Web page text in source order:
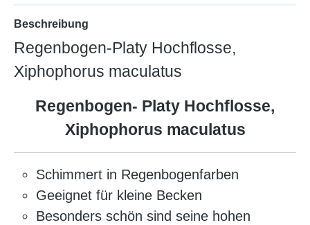
Beschreibung
Regenbogen-Platy Hochflosse,
Xiphophorus maculatus
Regenbogen- Platy Hochflosse,
Xiphophorus maculatus
Schimmert in Regenbogenfarben
Geeignet für kleine Becken
Besonders schön sind seine hohen